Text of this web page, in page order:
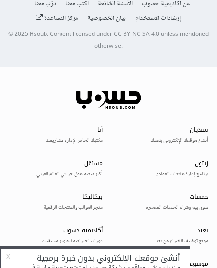
عن أكاديمية حسوب الأسئلة الشائعة اكتب معنا
درّب معنا
إرشادات الاستخدام
بيان الخصوصية مركز المساعدة
© 2025Hsoub.Content licensed underCC BY-NC-SA 4.0unless mentioned
otherwise.